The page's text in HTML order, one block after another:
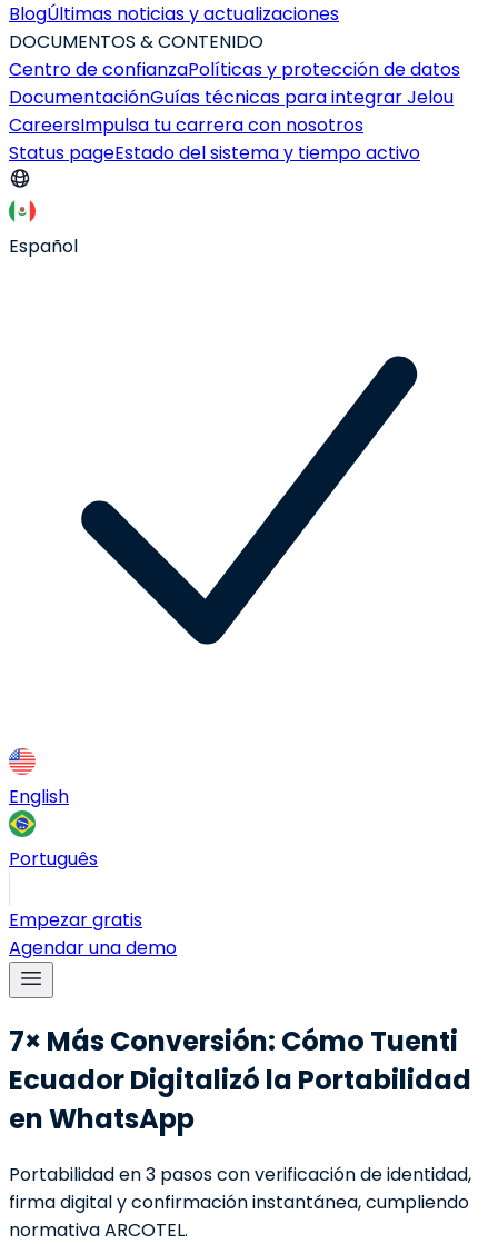
BlogÚltimas noticias y actualizaciones
DOCUMENTOS & CONTENIDO
Centro de confianzaPolíticas y protección de datos
DocumentaciónGuías técnicas para integrar Jelou
CareersImpulsa tu carrera con nosotros
Status pageEstado del sistema y tiempo activo
Español
English
Português
Empezar gratis
Agendar una demo
7× Más Conversión: Cómo Tuenti
Ecuador Digitalizó la Portabilidad
en WhatsApp
Portabilidad en 3 pasos con verificación de identidad,
firma digital y confirmación instantánea, cumpliendo
normativa ARCOTEL.